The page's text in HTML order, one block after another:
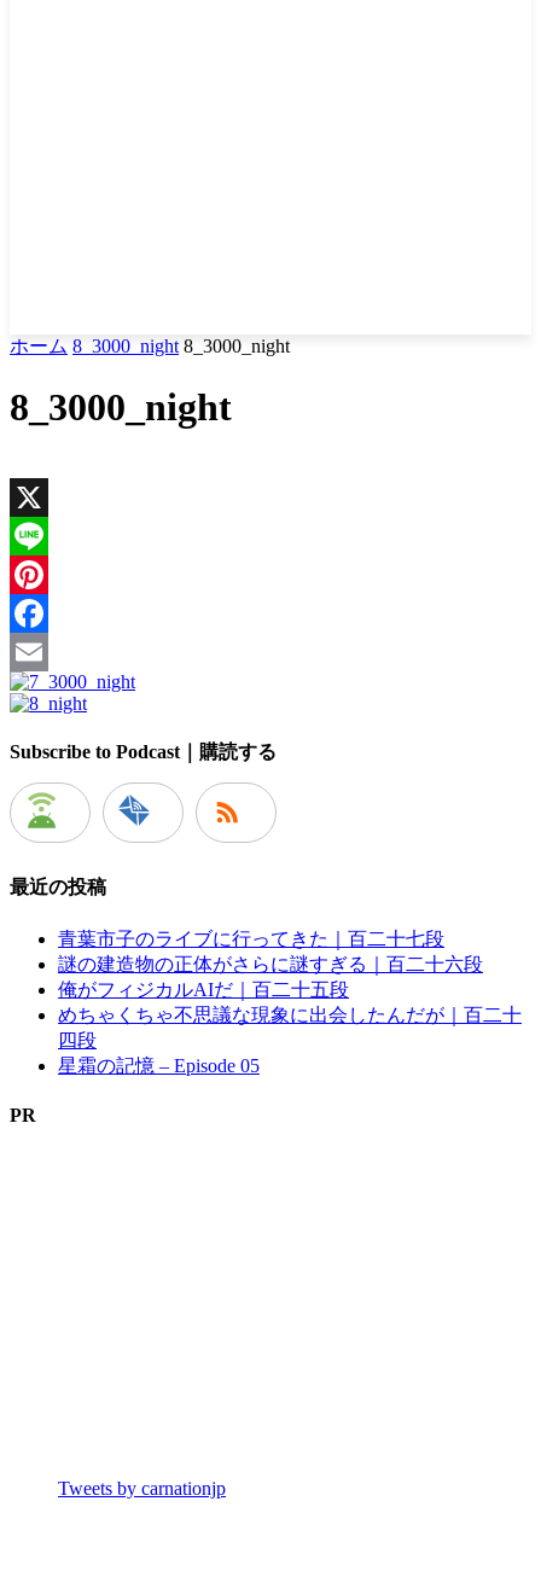
ホーム 8_3000_night 8_3000_night
8_3000_night
X
Line
Pinterest
Facebook
Email
Subscribe to Podcast｜購読する
最近の投稿
青葉市子のライブに行ってきた｜百二十七段
謎の建造物の正体がさらに謎すぎる｜百二十六段
俺がフィジカルAIだ｜百二十五段
めちゃくちゃ不思議な現象に出会したんだが｜百二十
四段
星霜の記憶 – Episode 05
PR
Tweets by carnationjp